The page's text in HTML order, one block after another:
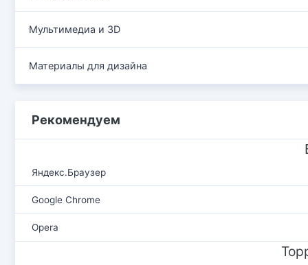
Мультимедиа и 3D
Материалы для дизайна
Рекомендуем
Яндекс.Браузер
Google Chrome
Opera